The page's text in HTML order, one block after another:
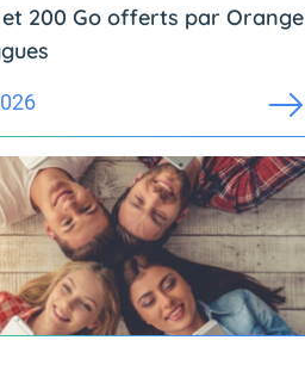
200 Go offerts par Orange